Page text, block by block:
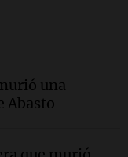
del Lago
una
Abasto